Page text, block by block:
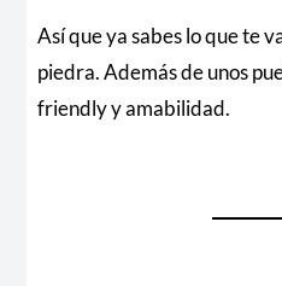
Así que ya sabes lo que te
piedra. Además de unos
friendly y amabilidad.